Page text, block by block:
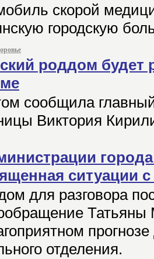
скорой
городскую
роддом будет
сообщила
Виктория
ситуации
для разговора
Татьяны
отделения.